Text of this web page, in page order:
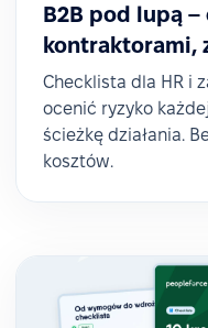
B2B pod lupą
kontraktorami,
Checklista dla HR i
ocenić ryzyko
ścieżkę działania.
kosztów.